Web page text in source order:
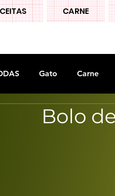
CARNE
Gato Carne
Doces tradiconais
Bolo